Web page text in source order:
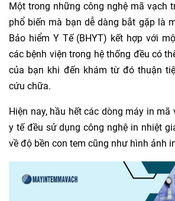
Một trong những công nghệ mã vạch
phổ biến mà bạn dễ dàng bắt gặp là
Bảo hiểm Y Tế (BHYT) kết hợp với
các bệnh viện trong hệ thống đều có
của bạn khi đến khám từ đó thuận
cứu chữa.
Hiện nay, hầu hết các dòng máy in mã
y tế đều sử dụng công nghệ in nhiệt
về độ bền con tem cũng như hình ảnh